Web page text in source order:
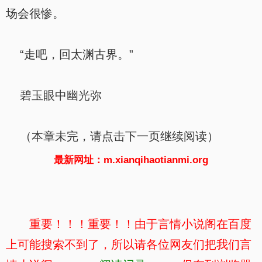
场会很惨。
“走吧，回太渊古界。”
碧玉眼中幽光弥
（本章未完，请点击下一页继续阅读）
最新网址：m.xianqihaotianmi.org
重要！！！重要！！由于言情小说阁在百度
上可能搜索不到了，所以请各位网友们把我们言